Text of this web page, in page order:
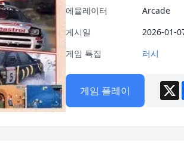
에뮬레이터 Arcade
게시일
2026-01-
게임 특집
러시
게임 플레이 X